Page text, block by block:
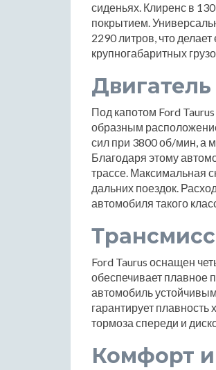
сиденьях. Клиренс в
покрытием.
2290 литров, что
крупногабаритных
Под капотом Ford
образным
сил при 3800 об/мин, а
Благодаря этому
трассе. Максимальная
дальних поездок.
автомобиля такого
Ford Taurus оснащен
обеспечивает плавное
автомобиль
гарантирует
тормоза спереди и
Комфорт и